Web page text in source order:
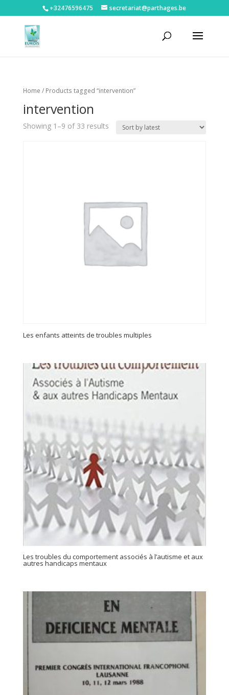
+32476596475‬ secretariat@parthages.be
Home / Products tagged “intervention”
intervention
Showing 1–9 of 33 results
Les enfants atteints de troubles multiples
Les troubles du comportement associés à l’autisme et aux
autres handicaps mentaux